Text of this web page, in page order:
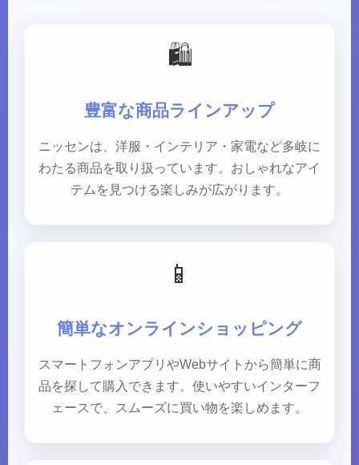
🛍️
豊富な商品ラインアップ
ニッセンは、洋服・インテリア・家電など多岐に
わたる商品を取り扱っています。おしゃれなアイ
テムを見つける楽しみが広がります。
📱
簡単なオンラインショッピング
スマートフォンアプリやWebサイトから簡単に商
品を探して購入できます。使いやすいインターフ
ェースで、スムーズに買い物を楽しめます。